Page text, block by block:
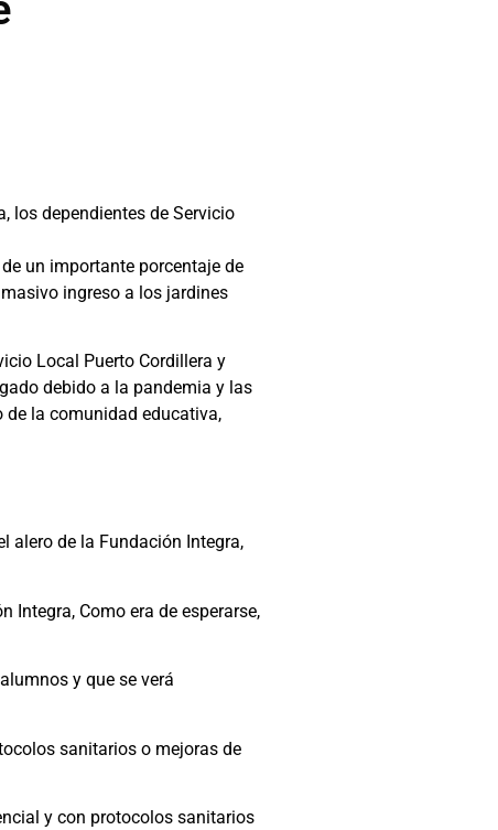
los dependientes de Servicio
un importante porcentaje de
ingreso a los jardines
Local Puerto Cordillera y
debido a la pandemia y las
de la comunidad educativa,
alero de la Fundación Integra,
Integra, Como era de esperarse,
y que se verá
sanitarios o mejoras de
y con protocolos sanitarios